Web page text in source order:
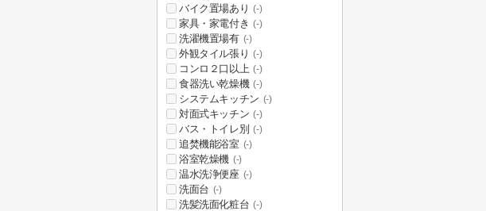
バイク置場あり (-)
家具・家電付き (-)
洗濯機置場有 (-)
外観タイル張り (-)
コンロ２口以上 (-)
食器洗い乾燥機 (-)
システムキッチン (-)
対面式キッチン (-)
バス・トイレ別 (-)
追焚機能浴室 (-)
浴室乾燥機 (-)
温水洗浄便座 (-)
洗面台 (-)
洗髪洗面化粧台 (-)